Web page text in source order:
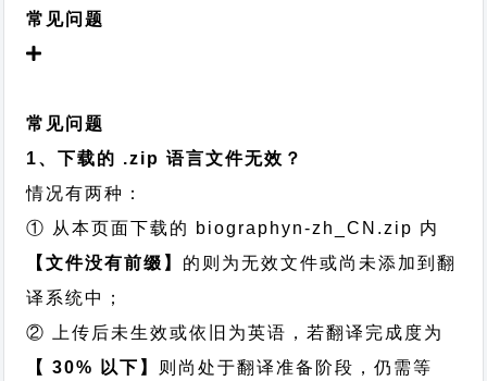
常见问题
常见问题
1、下载的 .zip 语言文件无效？
情况有两种：
① 从本页面下载的 biographyn-zh_CN.zip 内
【文件没有前缀】 的则为无效文件或尚未添加到翻
译系统中；
② 上传后未生效或依旧为英语，若翻译完成度为
【 30% 以下】 则尚处于翻译准备阶段，仍需等